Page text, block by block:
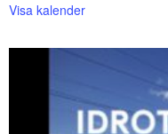
Visa kalender